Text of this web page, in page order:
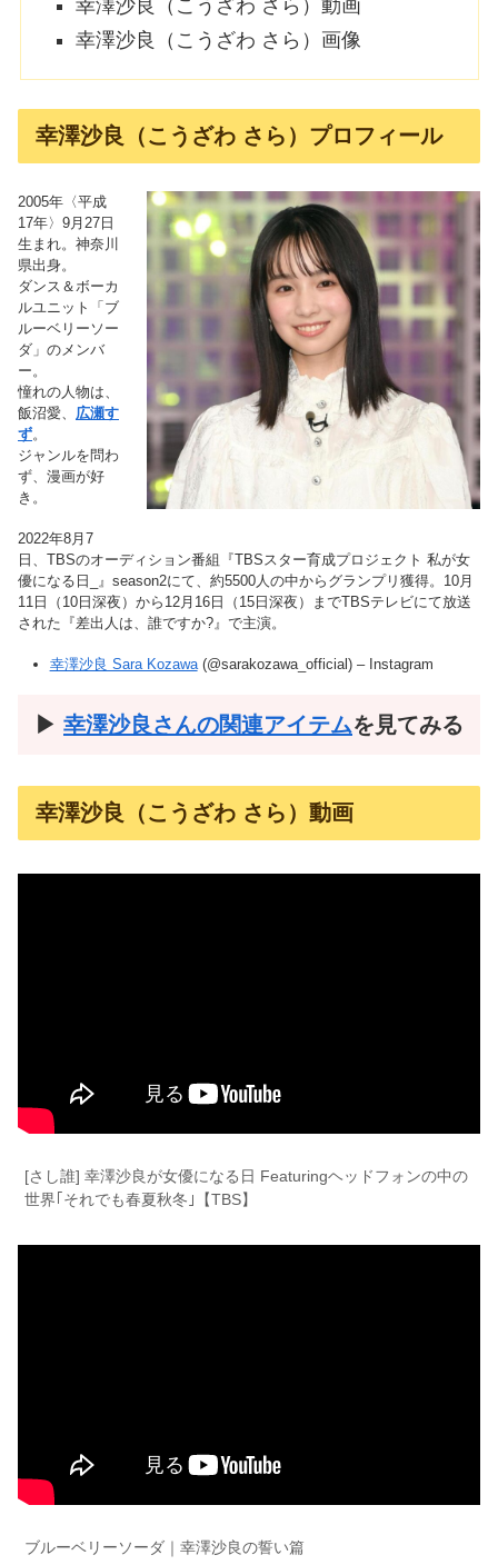
幸澤沙良（こうざわ さら）動画
幸澤沙良（こうざわ さら）画像
幸澤沙良（こうざわ さら）プロフィール
2005年〈平成
17年〉9月27日
生まれ。神奈川
県出身。
ダンス＆ボーカ
ルユニット「ブ
ルーベリーソー
ダ」のメンバ
ー。
憧れの人物は、
飯沼愛、 広瀬す
ず。
ジャンルを問わ
ず、漫画が好
き。
2022年8月7
日、TBSのオーディション番組『TBSスター育成プロジェクト 私が女
優になる日_』season2にて、約5500人の中からグランプリ獲得。10月
11日（10日深夜）から12月16日（15日深夜）までTBSテレビにて放送
された『差出人は、誰ですか?』で主演。
幸澤沙良 Sara Kozawa(@sarakozawa_official) – Instagram
▶︎ 幸澤沙良さんの関連アイテムを見てみる
幸澤沙良（こうざわ さら）動画
[さし誰] 幸澤沙良が女優になる日 Featuringヘッドフォンの中の
世界｢それでも春夏秋冬｣【TBS】
ブルーベリーソーダ｜幸澤沙良の誓い篇